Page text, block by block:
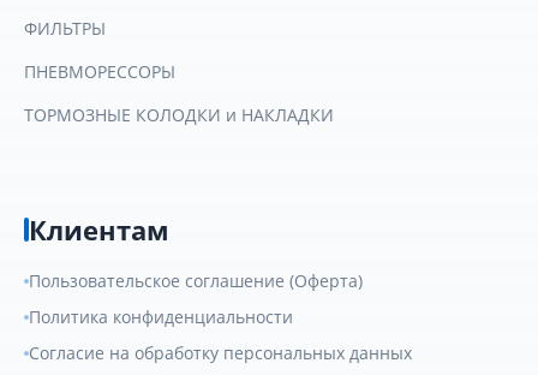
ФИЛЬТРЫ
ПНЕВМОРЕССОРЫ
ТОРМОЗНЫЕ КОЛОДКИ и НАКЛАДКИ
Клиентам
Пользовательское соглашение (Оферта)
Политика конфиденциальности
Согласие на обработку персональных данных